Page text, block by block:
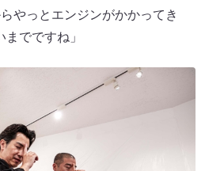
やっとエンジンがかかってき
でですね」